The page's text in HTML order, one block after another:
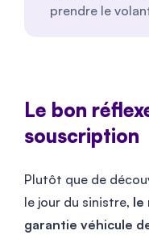
prendre le
Le bon
souscription
Plutôt que de
le jour du sinistre, le
garantie véhicule